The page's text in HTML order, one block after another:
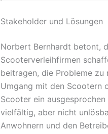
Stakeholder und Lösungen
Norbert Bernhardt betont,
Scooterverleihfirmen
beitragen, die Probleme zu
Umgang mit den Scootern
Scooter ein
vielfältig, aber nicht
Anwohnern und den